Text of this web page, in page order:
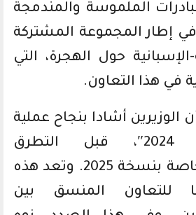
الملموسة والمندمجة
في إطار المجموعة المشتركة
الإسبانية حول الهجرة، التي
في هذا التعاون.
الوزيرين أشادا بنجاح عملية
العبور “مرحبا 2024″، قبل التطرق
للاستعدادات الخاصة بنسخة 2025. وتعد هذه
للتعاون المنسق بين